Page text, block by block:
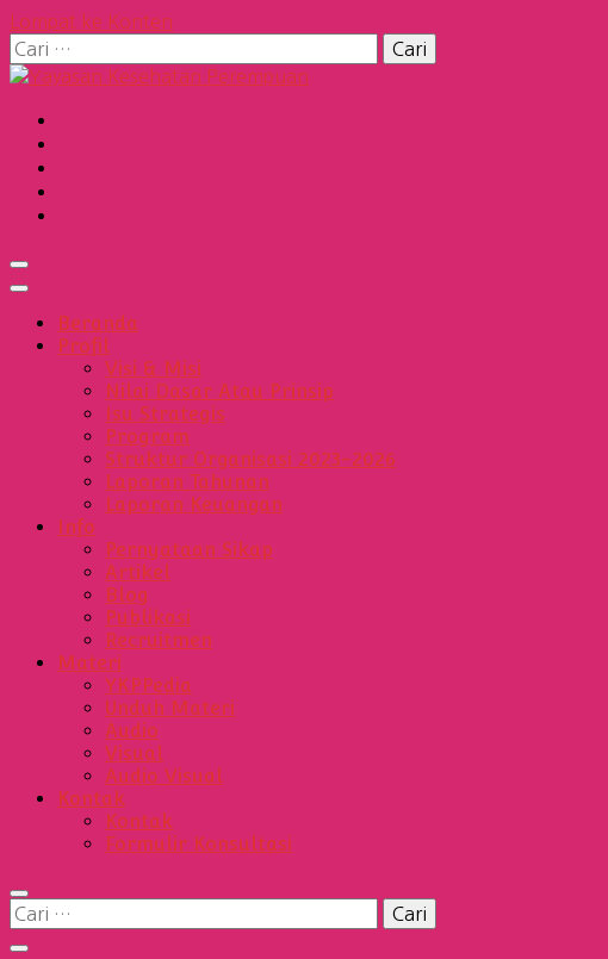
Lompat ke Konten
Cari
untuk:
Yayasan Kesehatan Perempuan
Beranda
Profil
Visi & Misi
Nilai Dasar Atau Prinsip
Isu Strategis
Program
Struktur Organisasi 2023-2026
Laporan Tahunan
Laporan Keuangan
Info
Pernyataan Sikap
Artikel
Blog
Publikasi
Recruitmen
Materi
YKPPedia
Unduh Materi
Audio
Visual
Audio Visual
Kontak
Kontak
Formulir Konsultasi
Cari
untuk: